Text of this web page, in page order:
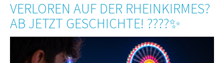
VERLOREN AUF DER RHEINKIRMES?
AB JETZT GESCHICHTE! ????✨